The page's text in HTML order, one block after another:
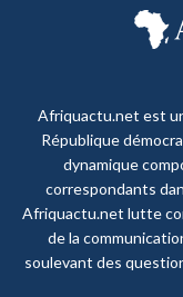
Afriquactu.net est
République
dynamique
correspondants
Afriquactu.net lutte
de la
soulevant des